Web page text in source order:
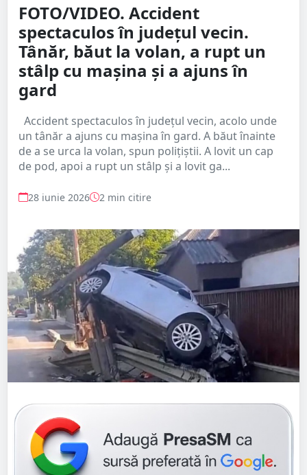
FOTO/VIDEO. Accident
spectaculos în județul vecin.
Tânăr, băut la volan, a rupt un
stâlp cu mașina și a ajuns în
gard
Accident spectaculos în județul vecin, acolo unde
un tânăr a ajuns cu mașina în gard. A băut înainte
de a se urca la volan, spun polițiștii. A lovit un cap
de pod, apoi a rupt un stâlp și a lovit ga...
28 iunie 2026 2 min citire